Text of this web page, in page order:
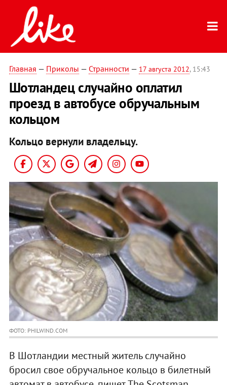
Главная — Приколы — Странности — 17 августа 2012, 15:43
Шотландец случайно оплатил
проезд в автобусе обручальным
кольцом
Кольцо вернули владельцу.
ФОТО: PHILWIND.COM
В Шотландии местный житель случайно
бросил свое обручальное кольцо в билетный